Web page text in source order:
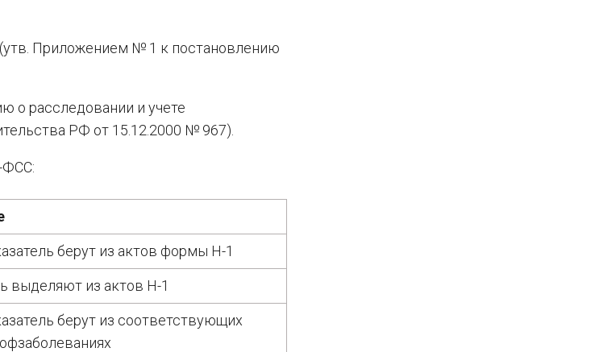
Приложением № 1 к постановлению
о расследовании и учете
РФ от 15.12.2000 № 967).
ФСС:
берут из актов формы Н-1
выделяют из актов Н-1
берут из соответствующих